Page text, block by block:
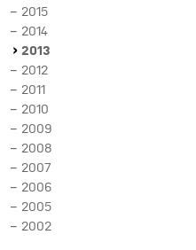
2015
2014
2013
2012
2011
2010
2009
2008
2007
2006
2005
2002